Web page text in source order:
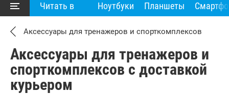
Читать в Ноутбуки Планшеты
Аксессуары для тренажеров и спорткомплексов
Аксессуары для тренажеров и
спорткомплексов с доставкой
курьером